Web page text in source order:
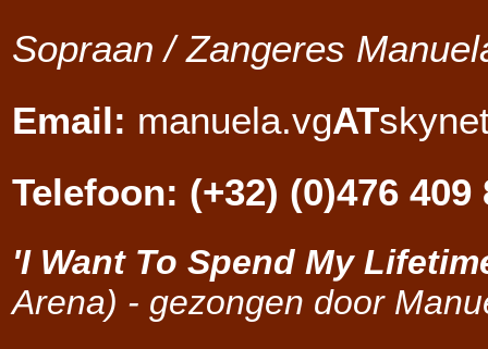
Sopraan / Zangeres
Email: manuela.vgAT
Telefoon: (+32) (0)476 409
'I Want To Spend My
Arena) - gezongen door